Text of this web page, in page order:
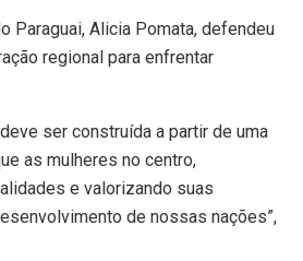
Paraguai, Alicia Pomata, defendeu
regional para enfrentar
ser construída a partir de uma
as mulheres no centro,
e valorizando suas
de nossas nações”,